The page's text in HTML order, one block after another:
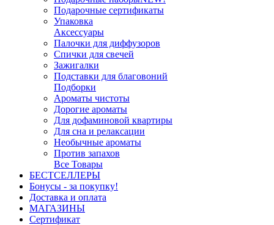
Подарочные сертификаты
Упаковка
Аксессуары
Палочки для диффузоров
Спички для свечей
Зажигалки
Подставки для благовоний
Подборки
Ароматы чистоты
Дорогие ароматы
Для дофаминовой квартиры
Для сна и релаксации
Необычные ароматы
Против запахов
Все Товары
БЕСТСЕЛЛЕРЫ
Бонусы - за покупку!
Доставка и оплата
МАГАЗИНЫ
Cертификат